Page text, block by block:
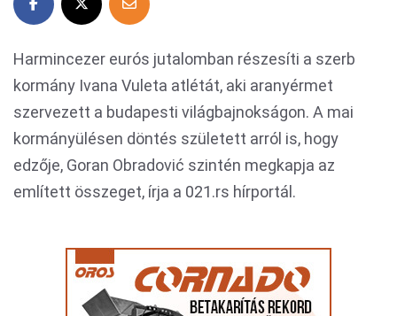
Harmincezer eurós jutalomban részesíti a szerb
kormány Ivana Vuleta atlétát, aki aranyérmet
szervezett a budapesti világbajnokságon. A mai
kormányülésen döntés született arról is, hogy
edzője, Goran Obradović szintén megkapja az
említett összeget, írja a 021.rs hírportál.